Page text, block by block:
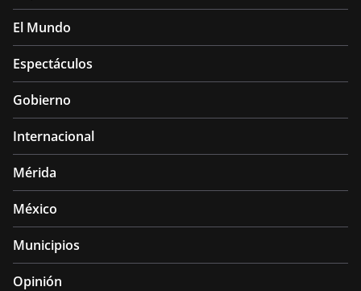
El Mundo
Espectáculos
Gobierno
Internacional
Mérida
México
Municipios
Opinión